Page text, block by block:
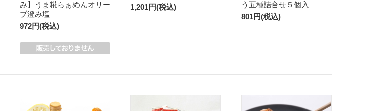
み】うま糀らぁめんオリー
ブ澄み塩
972円(税込)
1,201円(税込)
う五種詰合せ５個入
801円(税込)